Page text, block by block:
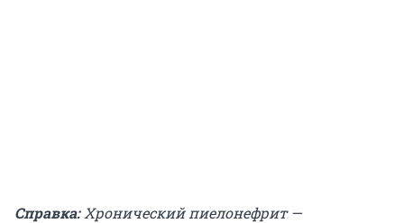
Справка:Хронический пиелонефрит —